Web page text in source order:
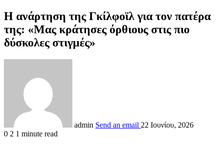
Η ανάρτηση της Γκίλφοϊλ για τον πατέρα
της: «Μας κράτησες όρθιους στις πιο
δύσκολες στιγμές»
admin Send an email 22 Ιουνίου, 2026
0 2 1 minute read